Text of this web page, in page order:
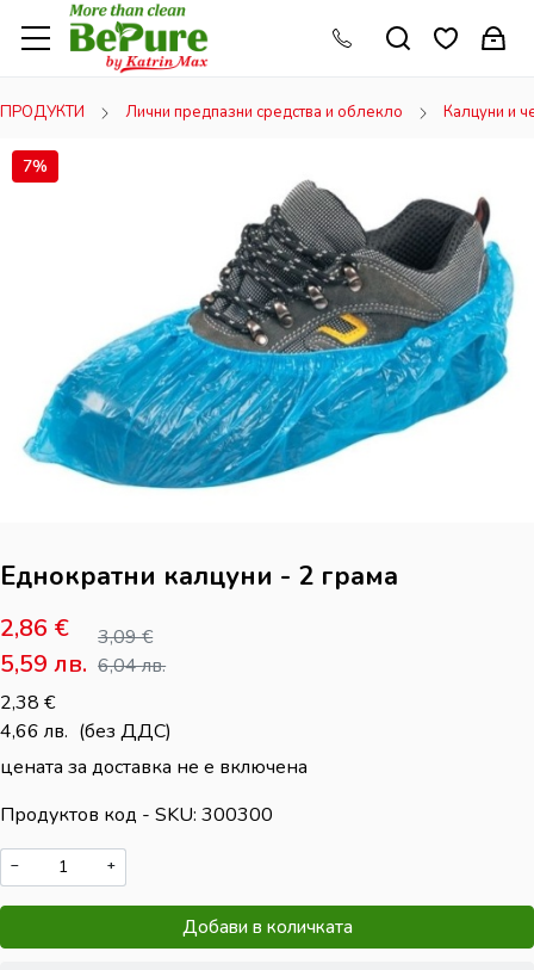
ПРОДУКТИ Лични предпазни средства и облекло Калцуни и
7%
Еднократни калцуни - 2 грама
2,86 €
5,59 лв.
3,09€
6,04лв.
2,38 €
4,66 лв. (без ДДС)
цената за доставка не е включена
Продуктов код - SKU 300300
− +
Добави в количката